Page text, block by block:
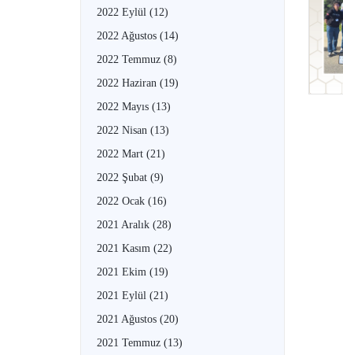
2022 Eylül (12)
2022 Ağustos (14)
2022 Temmuz (8)
2022 Haziran (19)
2022 Mayıs (13)
2022 Nisan (13)
2022 Mart (21)
2022 Şubat (9)
2022 Ocak (16)
2021 Aralık (28)
2021 Kasım (22)
2021 Ekim (19)
2021 Eylül (21)
2021 Ağustos (20)
2021 Temmuz (13)